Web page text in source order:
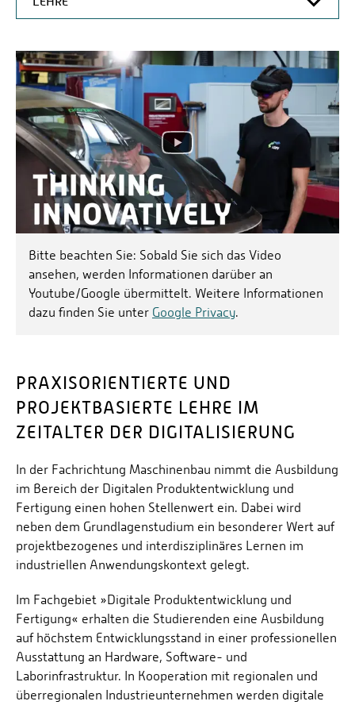
LEHRE
F&E-PROJEKTE
LABORAUSSTATTUNG
BERATUNG UND WEITERBILDUNG
PUBLIKATIONEN
VORTRAGSREIHE LDPF
SCHÜLERWORKSHOPS
YOUTUBE KANAL
KONTAKT
Bitte beachten Sie: Sobald Sie sich das Video
ansehen, werden Informationen darüber an
Youtube/Google übermittelt. Weitere Informationen
dazu finden Sie unter Google Privacy.
PRAXISORIENTIERTE UND
PROJEKTBASIERTE LEHRE IM
ZEITALTER DER DIGITALISIERUNG
In der Fachrichtung Maschinenbau nimmt die Ausbildung
im Bereich der Digitalen Produktentwicklung und
Fertigung einen hohen Stellenwert ein. Dabei wird
neben dem Grundlagenstudium ein besonderer Wert auf
projektbezogenes und interdisziplinäres Lernen im
industriellen Anwendungskontext gelegt.
Im Fachgebiet »Digitale Produktentwicklung und
Fertigung« erhalten die Studierenden eine Ausbildung
auf höchstem Entwicklungsstand in einer professionellen
Ausstattung an Hardware, Software- und
Laborinfrastruktur. In Kooperation mit regionalen und
überregionalen Industrieunternehmen werden digitale